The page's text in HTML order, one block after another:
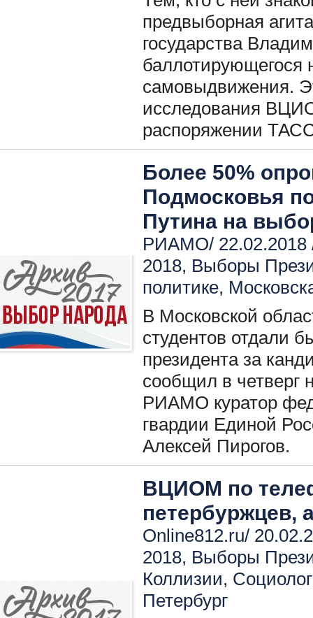
предвыборная
государства
баллотирующегося
самовыдвижения.
исследования
распоряжении
Более 50%
Подмосковья
Путина на
РИАМО/
2018, Выборы
политике,
В Московской
студентов отдали
президента за
сообщил в четверг
РИАМО куратор
гвардии Единой
Алексей Пирогов.
ВЦИОМ по
петербуржцев,
Online812.ru/
2018, Выборы
Коллизии,
Петербург